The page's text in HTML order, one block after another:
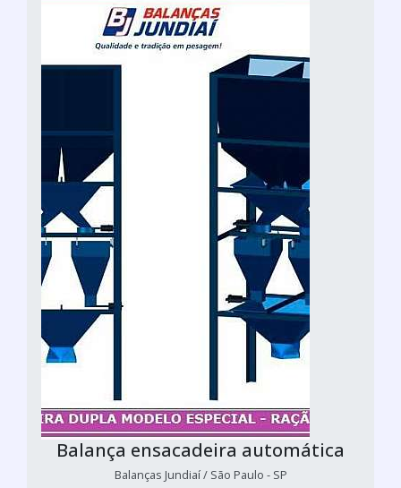
Balança ensacadeira automática
Balanças Jundiaí / São Paulo - SP